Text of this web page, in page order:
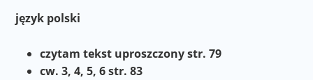
język polski
czytam tekst uproszczony str. 79
cw. 3, 4, 5, 6 str. 83